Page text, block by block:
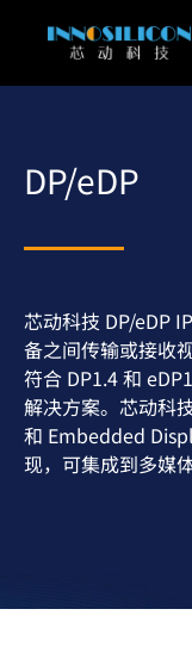
DP/eDP
芯动科技 DP/eDP
备之间传输或接收
符合 DP1.4 和
解决方案。芯动科
和 Embedded
现，可集成到多媒